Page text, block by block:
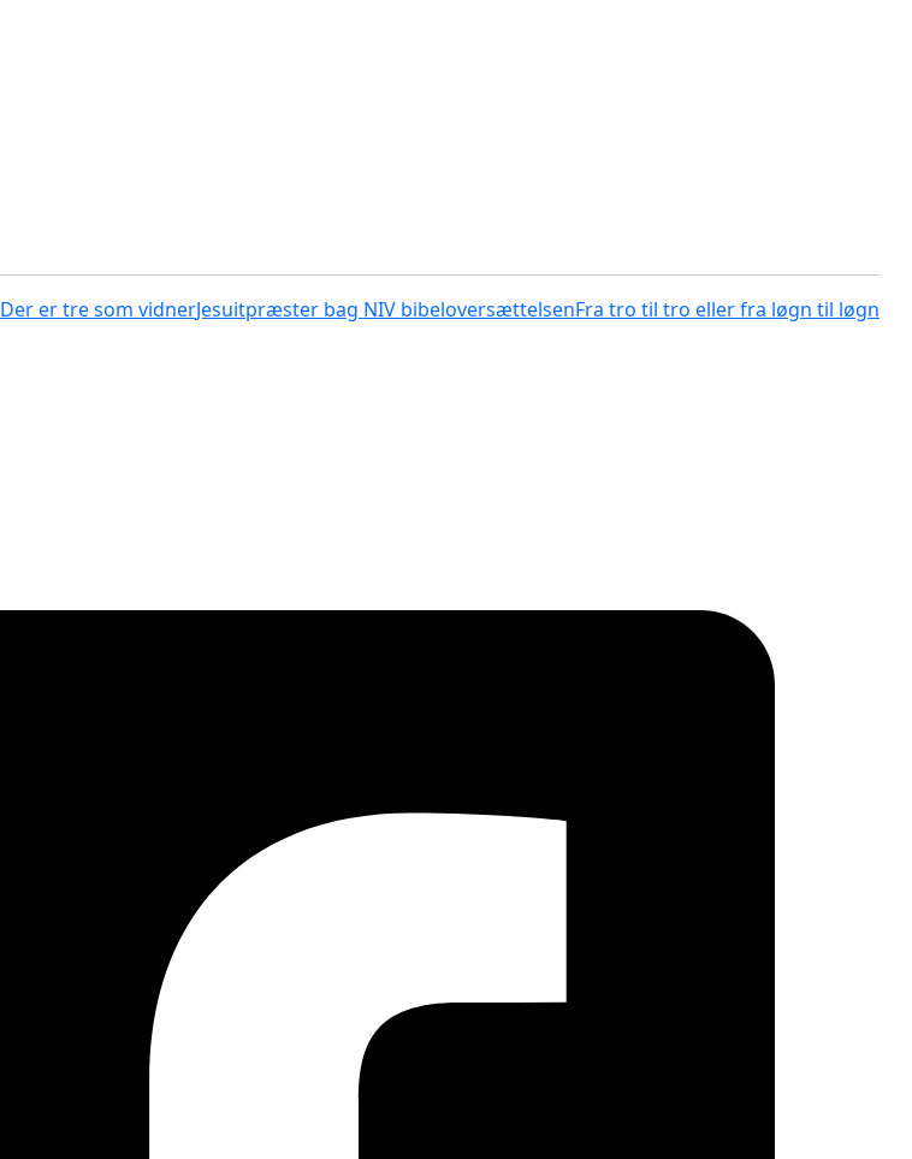
Der er tre som vidnerJesuitpræster bag NIV bibeloversættelsenFra tro til tro eller fra løgn til løgn